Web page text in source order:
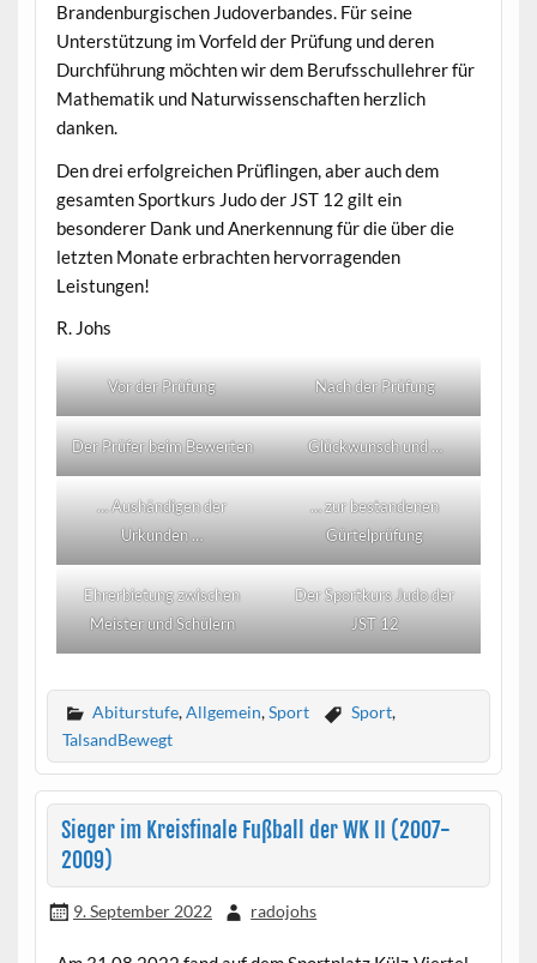
Brandenburgischen Judoverbandes. Für seine
Unterstützung im Vorfeld der Prüfung und deren
Durchführung möchten wir dem Berufsschullehrer für
Mathematik und Naturwissenschaften herzlich
danken.
Den drei erfolgreichen Prüflingen, aber auch dem
gesamten Sportkurs Judo der JST 12 gilt ein
besonderer Dank und Anerkennung für die über die
letzten Monate erbrachten hervorragenden
Leistungen!
R. Johs
Vor der Prüfung Nach der Prüfung
Der Prüfer beim Bewerten Glückwunsch und …
… Aushändigen der
Urkunden …
… zur bestandenen
Gürtelprüfung
Ehrerbietung zwischen
Meister und Schülern
Der Sportkurs Judo der
JST 12
Abiturstufe,Allgemein,Sport Sport,
TalsandBewegt
Sieger im Kreisfinale Fußball der WK II (2007-
2009)
9. September 2022 radojohs